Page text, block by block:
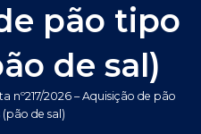
pão tipo
de sal)
nº217/2026 – Aquisição de pão
de sal)